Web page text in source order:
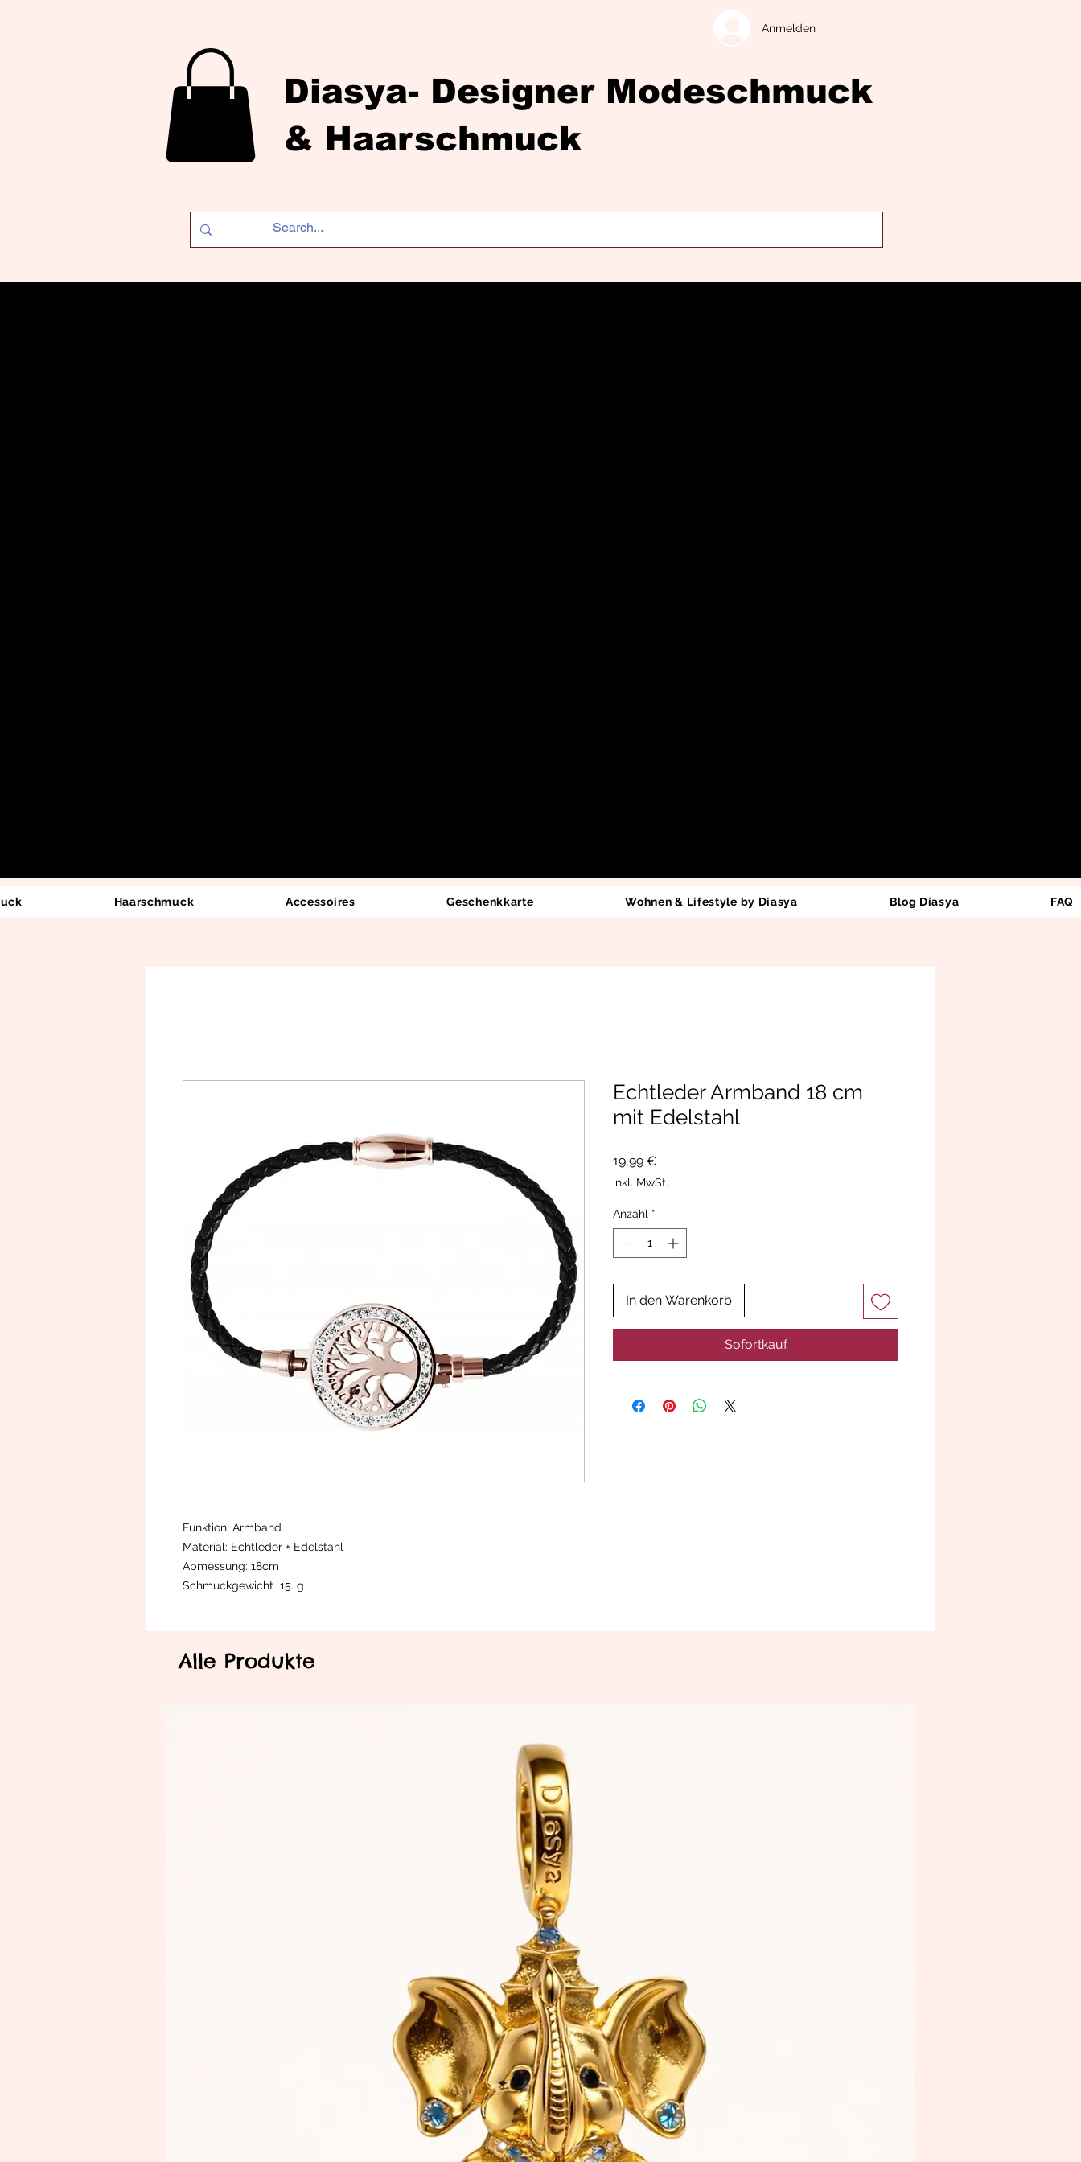
Anmelden
Diasya- Designer Modeschmuck
& Haarschmuck
Haarschmuck Accessoires Geschenkkarte Wohnen & Lifestyle by Diasya Blog Diasya FAQ
Funktion: Armband
Material: Echtleder + Edelstahl
Abmessung: 18cm
Schmuckgewicht 15. g
Echtleder Armband 18 cm
mit Edelstahl
19,99 €
inkl. MwSt.
Anzahl *
In den Warenkorb
Sofortkauf
Alle Produkte